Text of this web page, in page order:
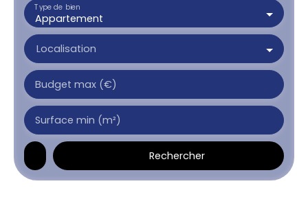
Appartement
Type de bien
Localisation
Budget max (€)
Surface min (m²)
Rechercher